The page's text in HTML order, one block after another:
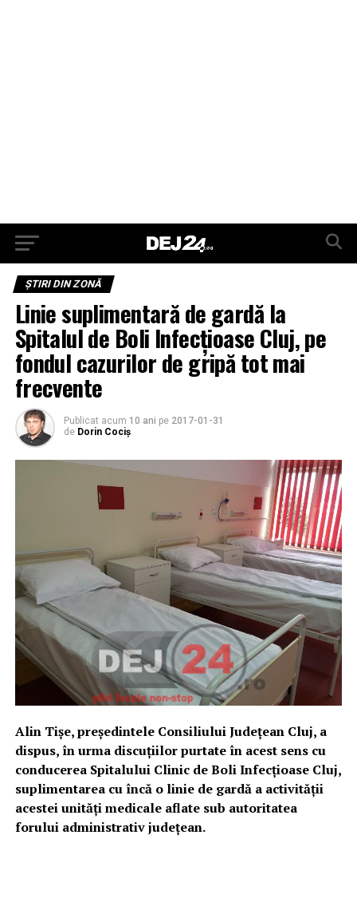
ŞTIRI DIN ZONĂ
Linie suplimentară de gardă la
Spitalul de Boli Infecţioase Cluj, pe
fondul cazurilor de gripă tot mai
frecvente
Publicat acum 10 ani pe 2017-01-31
de Dorin Cociș
Alin Tișe, preşedintele Consiliului Judeţean Cluj, a
dispus, în urma discuţiilor purtate în acest sens cu
conducerea Spitalului Clinic de Boli Infecţioase Cluj,
suplimentarea cu încă o linie de gardă a activităţii
acestei unităţi medicale aflate sub autoritatea
forului administrativ judeţean.